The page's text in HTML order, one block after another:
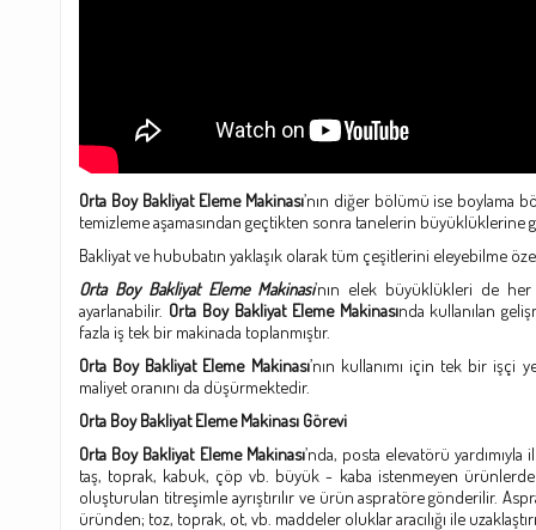
Orta Boy Bakliyat Eleme Makinası’nın diğer bölümü ise boylama
temizleme aşamasından geçtikten sonra tanelerin büyüklüklerine
Bakliyat ve hububatın yaklaşık olarak tüm çeşitlerini eleyebilme
Orta Boy Bakliyat Eleme Makinası’nın elek büyüklükleri de
ayarlanabilir. Orta Boy Bakliyat Eleme Makinasında kullanılan
fazla iş tek bir makinada toplanmıştır.
Orta Boy Bakliyat Eleme Makinası’nın kullanımı için tek bir işçi
maliyet oranını da düşürmektedir.
Orta Boy Bakliyat Eleme Makinası Görevi
Orta Boy Bakliyat Eleme Makinası’nda, posta elevatörü
taş, toprak, kabuk, çöp vb. büyük - kaba istenmeyen ürünlerden
oluşturulan titreşimle ayrıştırılır ve ürün aspratöre gönderilir.
üründen; toz, toprak, ot, vb. maddeler oluklar aracılığı ile